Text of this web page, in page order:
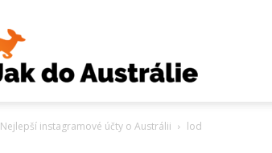
Nejlepší instagramové účty o Austrálii lod